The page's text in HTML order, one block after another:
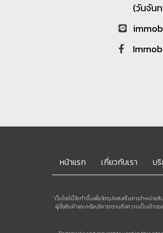
(วันจัน
หน้าแรก เกี่ยวกับเรา บ
“เว็บไซต์นี้จัดทำขึ้นเพื่อวัตถุประสงค์ในการจำหน่าย
ผู้ซื้อสินค้าและ/หรือบริการทราบถึงความเป็นเจ้า